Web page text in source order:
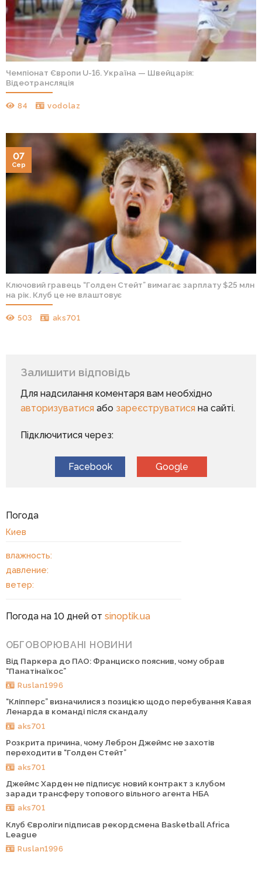
Чемпіонат Європи U-16. Україна — Швейцарія:
Відеотрансляція
84 vodolaz
Ключовий гравець “Голден Стейт” вимагає зарплату $25 млн
на рік. Клуб це не влаштовує
503 aks701
07
Сер
Залишити відповідь
Для надсилання коментаря вам необхідно
авторизуватисяабо зареєструватисяна сайті.
Підключитися через:
Facebook Google
Погода
Киев
влажность:
давление:
ветер:
Погода на 10 дней от sinoptik.ua
ОБГОВОРЮВАНІ НОВИНИ
Від Паркера до ПАО: Франциско пояснив, чому обрав
“Панатінаїкос”
Ruslan1996
“Кліпперс” визначилися з позицією щодо перебування Кавая
Ленарда в команді після скандалу
aks701
Розкрита причина, чому Леброн Джеймс не захотів
переходити в “Голден Стейт”
aks701
Джеймс Харден не підписує новий контракт з клубом
заради трансферу топового вільного агента НБА
aks701
Клуб Євроліги підписав рекордсмена Basketball Africa
League
Ruslan1996